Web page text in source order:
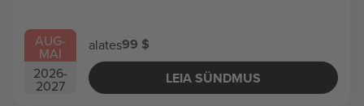
AUG-
MAI
2026-
2027
alates99 $
LEIA SÜNDMUS